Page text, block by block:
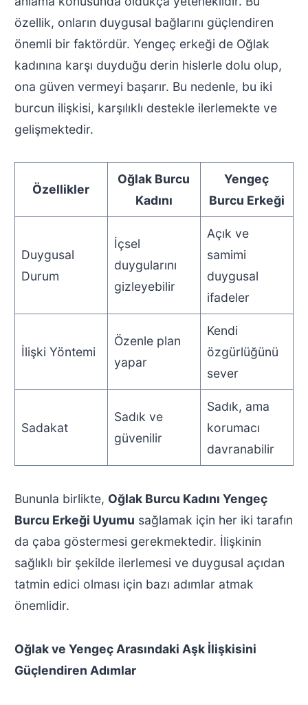
özellik, onların duygusal bağlarını güçlendiren
önemli bir faktördür. Yengeç erkeği de Oğlak
kadınına karşı duyduğu derin hislerle dolu olup,
ona güven vermeyi başarır. Bu nedenle, bu iki
burcun ilişkisi, karşılıklı destekle ilerlemekte ve
gelişmektedir.
Özellikler
Oğlak Burcu
Kadını
Yengeç
Burcu Erkeği
Duygusal
Durum
İçsel
duygularını
gizleyebilir
Açık ve
samimi
duygusal
ifadeler
İlişki Yöntemi
Özenle plan
yapar
Kendi
özgürlüğünü
sever
Sadakat
Sadık ve
güvenilir
Sadık, ama
korumacı
davranabilir
Bununla birlikte, Oğlak Burcu Kadını Yengeç
Burcu Erkeği Uyumu sağlamak için her iki tarafın
da çaba göstermesi gerekmektedir. İlişkinin
sağlıklı bir şekilde ilerlemesi ve duygusal açıdan
tatmin edici olması için bazı adımlar atmak
önemlidir.
Oğlak ve Yengeç Arasındaki Aşk İlişkisini
Güçlendiren Adımlar